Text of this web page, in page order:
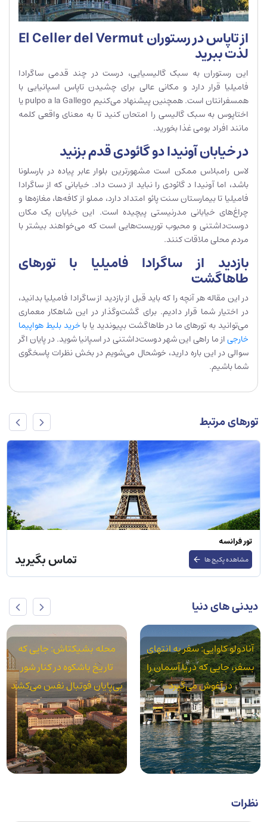
از تاپاس در رستوران El Celler del Vermut
لذت ببرید
این رستوران به سبک گالیسیایی، درست در چند قدمی ساگرادا
فامیلیا قرار دارد و مکانی عالی برای چشیدن تاپاس اسپانیایی با
همسفرانتان است. همچنین پیشنهاد می‌کنیم pulpo a la Gallego یا
اختاپوس به سبک گالیسی را امتحان کنید تا به معنای واقعی کلمه
مانند افراد بومی غذا بخورید.
در خیابان آونیدا دو گائودی قدم بزنید
لاس رامبلاس ممکن است مشهورترین بلوار عابر پیاده در بارسلونا
باشد، اما آونیدا د گائودی را نباید از دست داد. خیابانی که از ساگرادا
فامیلیا تا بیمارستان سنت پائو امتداد دارد، مملو از کافه‌ها، مغازه‌ها و
چراغ‌های خیابانی مدرنیستی پیچیده است. این خیابان یک مکان
دوست‌داشتنی و محبوب توریست‌هایی است که می‌خواهند بیشتر با
مردم محلی ملاقات کنند.
بازدید از ساگرادا فامیلیا با تورهای
طاهاگشت
در این مقاله هر آنچه را که باید قبل از بازدید از ساگرادا فامیلیا بدانید،
در اختیار شما قرار دادیم. برای گشت‌وگذار در این شاهکار معماری
می‌توانید به تورهای ما در طاهاگشت بپیوندید یا با خرید بلیط هواپیما
خارجیاز ما راهی این شهر دوست‌داشتنی در اسپانیا شوید. در پایان اگر
سوالی در این باره دارید، خوشحال می‌شویم در بخش نظرات پاسخگوی
شما باشیم.
تورهای مرتبط
تور روسیه
مشاهده پکیج ها تماس بگیرید
دیدنی های دنیا
محله بشیکتاش: جایی که
تاریخ باشکوه در کنار شور
بی‌پایان فوتبال نفس می‌کشد
محله آکسارای: استانبول
واقعی در سایه قنات‌های رومی
نظرات